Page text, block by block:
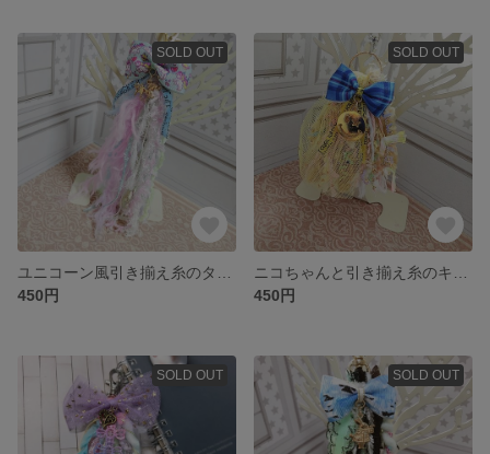
SOLD OUT
450円
SOLD OUT
450円
SOLD OUT SOLD OUT